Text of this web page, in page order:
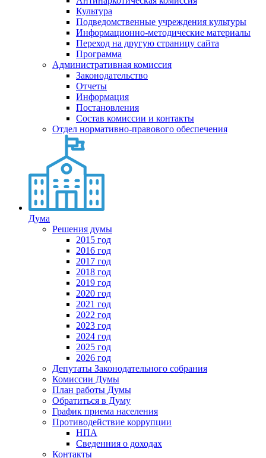
Культура
Подведомственные учреждения культуры
Информационно-методические материалы
Переход на другую страницу сайта
Программа
Административная комиссия
Законодательство
Отчеты
Информация
Постановления
Состав комиссии и контакты
Отдел нормативно-правового обеспечения
Дума
Решения думы
2015 год
2016 год
2017 год
2018 год
2019 год
2020 год
2021 год
2022 год
2023 год
2024 год
2025 год
2026 год
Депутаты Законодательного собрания
Комиссии Думы
План работы Думы
Обратиться в Думу
График приема населения
Противодействие коррупции
НПА
Сведенния о доходах
Контакты